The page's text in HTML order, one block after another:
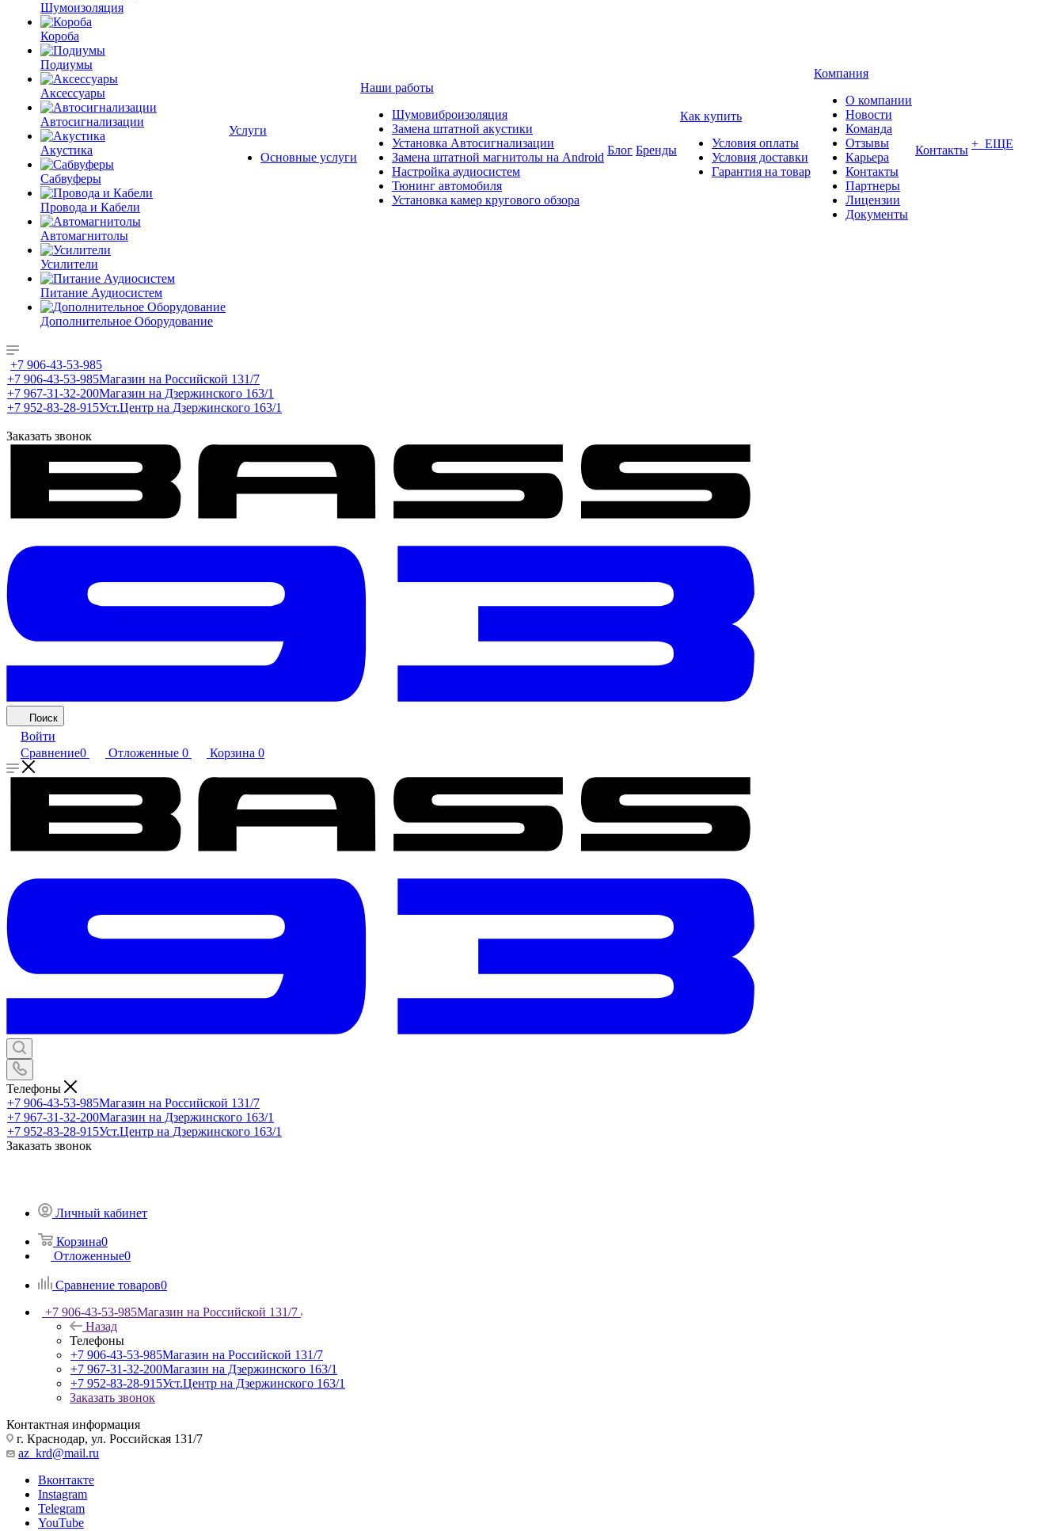
Шумоизоляция
Короба
Подиумы
Аксессуары
Автосигнализации
Акустика
Сабвуферы
Провода и Кабели
Автомагнитолы
Усилители
Питание Аудиосистем
Дополнительное Оборудование
Услуги
Основные услуги
Наши работы
Шумовиброизоляция
Замена штатной акустики
Установка Автосигнализации
Замена штатной магнитолы на Android
Настройка аудиосистем
Тюнинг автомобиля
Установка камер кругового обзора
Блог Бренды
Как купить
Условия оплаты
Условия доставки
Гарантия на товар
Компания
О компании
Новости
Команда
Отзывы
Карьера
Контакты
Партнеры
Лицензии
Документы
Контакты + ЕЩЕ
+7 906-43-53-985
+7 906-43-53-985Магазин на Российской 131/7
+7 967-31-32-200Магазин на Дзержинского 163/1
+7 952-83-28-915Уст.Центр на Дзержинского 163/1
Заказать звонок
Поиск
Войти
Сравнение0 Отложенные 0 Корзина 0
Телефоны
+7 906-43-53-985Магазин на Российской 131/7
+7 967-31-32-200Магазин на Дзержинского 163/1
+7 952-83-28-915Уст.Центр на Дзержинского 163/1
Заказать звонок
Личный кабинет
Корзина0
Отложенные0
Сравнение товаров0
+7 906-43-53-985Магазин на Российской 131/7
Назад
Телефоны
+7 906-43-53-985Магазин на Российской 131/7
+7 967-31-32-200Магазин на Дзержинского 163/1
+7 952-83-28-915Уст.Центр на Дзержинского 163/1
Заказать звонок
Контактная информация
г. Краснодар, ул. Российская 131/7
az_krd@mail.ru
Вконтакте
Instagram
Telegram
YouTube